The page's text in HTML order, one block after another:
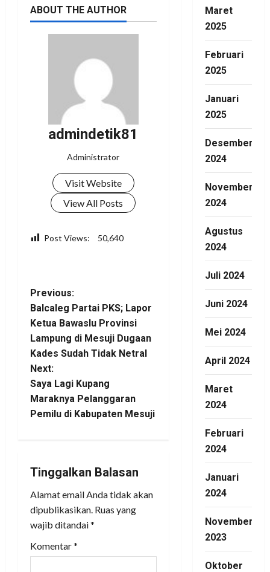
ABOUT THE AUTHOR
admindetik81
Administrator
Visit Website
View All Posts
Post Views: 50,640
P
o
s
t
n
a
i
g
a
t
Previous:
Balcaleg Partai PKS; Lapor
Ketua Bawaslu Provinsi
Lampung di Mesuji Dugaan
Kades Sudah Tidak Netral
Next:
Saya Lagi Kupang
Maraknya Pelanggaran
Pemilu di Kabupaten Mesuji
Tinggalkan Balasan
Alamat email Anda tidak akan
dipublikasikan. Ruas yang
wajib ditandai*
Komentar*
Maret
2025
Februari
2025
Januari
2025
Desember
2024
November
2024
Agustus
2024
Juli 2024
Juni 2024
Mei 2024
April 2024
Maret
2024
Februari
2024
Januari
2024
November
2023
Oktober